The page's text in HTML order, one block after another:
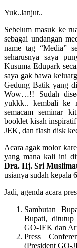
Yuk..lanjut..
Sebelum masuk ke
sebagai undangan
name tag “Media”
seharusnya saya
Kusuma Edupark
saya gak bawa
Gedung Batik yang
Wow…!! Sudah
yukkk.. kembali ke
semacam seminar
booklet kisah
JEK, dan flash disk
Acara agak molor
yang mana kali ini
Dra. Hj. Sri
usianya sudah kepala
Jadi, agenda acara
Sambutan
Bupati, ditutup
GO-JEK dan
Press
(President GO-